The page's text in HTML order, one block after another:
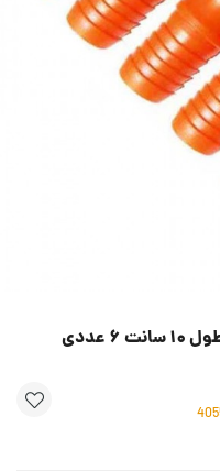
رابط شیلنگ سایز ا اینچ پلاستیکی با طول ۱۰ سانت ۶ عددی